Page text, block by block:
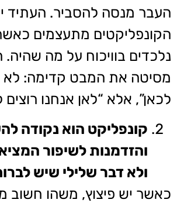
העבר מנסה להסביר. העתיד
הקונפליקטים מתעצמים
נלכדים בוויכוח על מה
מסיטה את המבט קדימה: לא
לכאן”, אלא “לאן אנחנו רוצים
קונפליקט הוא נקודה
והזדמנות לשיפור
ולא דבר שלילי שיש
כאשר יש פיצוץ, משהו חשוב